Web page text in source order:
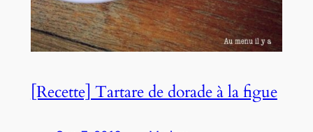
[Recette] Tartare de dorade à la figue